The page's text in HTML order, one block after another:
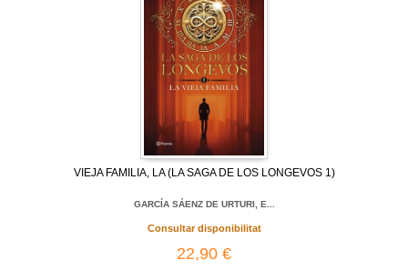
VIEJA FAMILIA, LA (LA SAGA DE LOS LONGEVOS 1)
GARCÍA SÁENZ DE URTURI, E...
Consultar disponibilitat
22,90 €